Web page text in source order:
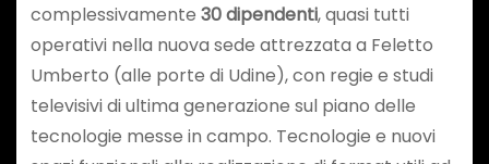
complessivamente 30 dipendenti, quasi tutti
operativi nella nuova sede attrezzata a Feletto
Umberto (alle porte di Udine), con regie e studi
televisivi di ultima generazione sul piano delle
tecnologie messe in campo. Tecnologie e nuovi